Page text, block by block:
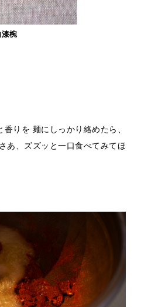
漆椀
香りを 麺にしっかり絡めたら、
さあ、ズズッと一口食べてみてほ